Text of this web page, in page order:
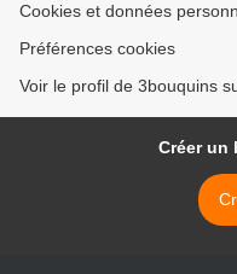
Cookies et données
Préférences cookies
Voir le profil de 3bouquins
Créer un